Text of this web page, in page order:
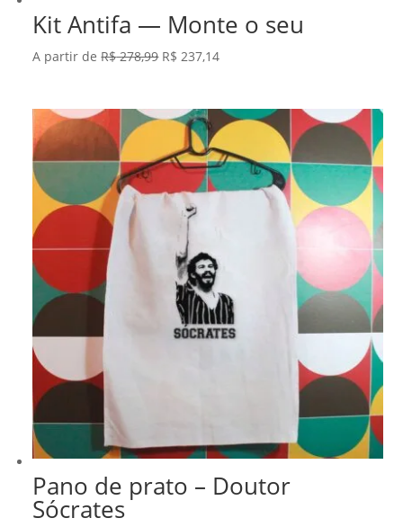
Kit Antifa — Monte o seu
A partir deR$278,99 O
era:
R$ 278,99.
R$ 237,14O
é:
R$ 237,14.
Pano de prato – Doutor
Sócrates